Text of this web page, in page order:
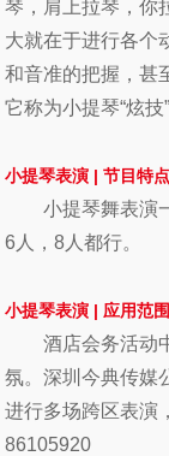
琴，肩上拉琴，你
大就在于进行各个
和音准的把握，甚
它称为小提琴“炫技
小提琴表演 | 节目特点
小提琴舞表演一
6人，8人都行。
小提琴表演 | 应用范围
酒店会务活动
氛。深圳今典传媒
进行多场跨区表演
86105920